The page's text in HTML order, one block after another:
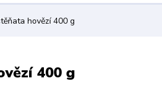
hovězí 400 g
400 g